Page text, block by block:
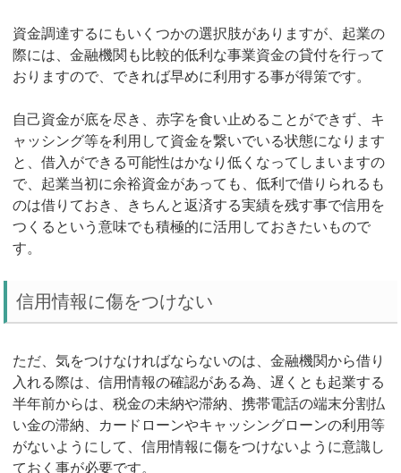
資金調達するにもいくつかの選択肢がありますが、起業の
際には、金融機関も比較的低利な事業資金の貸付を行って
おりますので、できれば早めに利用する事が得策です。
自己資金が底を尽き、赤字を食い止めることができず、キ
ャッシング等を利用して資金を繋いでいる状態になります
と、借入ができる可能性はかなり低くなってしまいますの
で、起業当初に余裕資金があっても、低利で借りられるも
のは借りておき、きちんと返済する実績を残す事で信用を
つくるという意味でも積極的に活用しておきたいもので
す。
信用情報に傷をつけない
ただ、気をつけなければならないのは、金融機関から借り
入れる際は、信用情報の確認がある為、遅くとも起業する
半年前からは、税金の未納や滞納、携帯電話の端末分割払
い金の滞納、カードローンやキャッシングローンの利用等
がないようにして、信用情報に傷をつけないように意識し
ておく事が必要です。